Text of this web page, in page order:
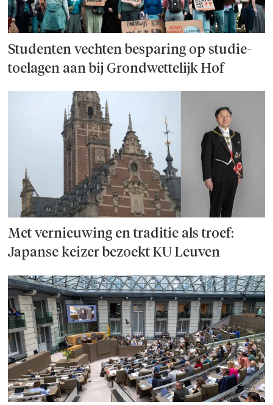
Studenten vechten besparing op studie­
toelagen aan bij Grondwettelijk Hof
Met vernieuwing en traditie als troef:
Japanse keizer bezoekt KU Leuven